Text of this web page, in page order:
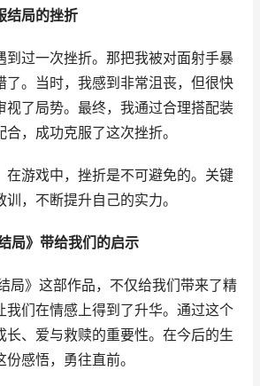
结局的挫折
到过一次挫折。那把我被对面射手暴
了。当时，我感到非常沮丧，但很快
视了局势。最终，我通过合理搭配装
，成功克服了这次挫折。
在游戏中，挫折是不可避免的。关键
，不断提升自己的实力。
局》带给我们的启示
局》这部作品，不仅给我们带来了精
我们在情感上得到了升华。通过这个
长、爱与救赎的重要性。在今后的生
感悟，勇往直前。